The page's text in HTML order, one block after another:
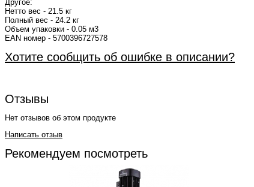
Другое:
Нетто вес - 21.5 кг
Полный вес - 24.2 кг
Объем упаковки - 0.05 м3
EAN номер - 5700396727578
Хотите сообщить об ошибке в описании?
Отзывы
Нет отзывов об этом продукте
Написать отзыв
Рекомендуем посмотреть